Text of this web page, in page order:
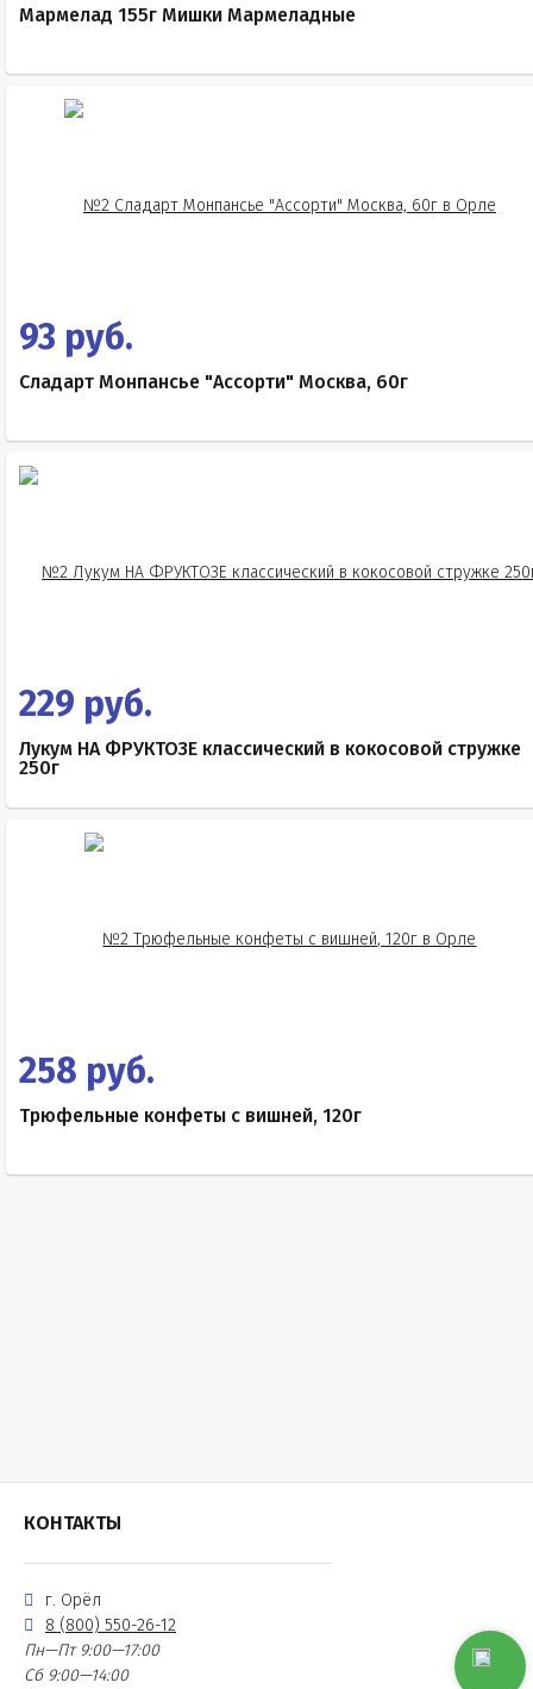
Мармелад 155г Мишки Мармеладные
93 руб.
Сладарт Монпансье "Ассорти" Москва, 60г
229 руб.
Лукум НА ФРУКТОЗЕ классический в кокосовой стружке
250г
258 руб.
Трюфельные конфеты с вишней, 120г
КОНТАКТЫ
г. Орёл
8 (800) 550-26-12
Пн—Пт 9:00—17:00
Сб 9:00—14:00